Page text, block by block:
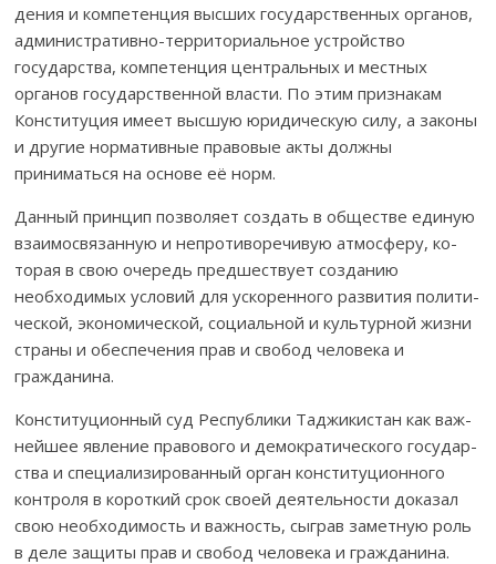
дения и ком­петенция высших государственных органов,
админис­тративно-территориальное устройство
государства, компе­тен­­ция цент­раль­ных и местных
органов государственной власти. По этим признакам
Кон­­с­­титуция имеет высшую юри­дическую силу, а законы
и другие нор­мативные правовые акты должны
приниматься на основе её норм.
Данный принцип позволяет создать в обществе еди­ную
взаи­мо­св­язанную и непротиворечивую атмосферу, ко­
торая в свою очередь пред­шествует созданию
необходи­мых ус­ловий для ускоренного развития поли­ти­
ческой, эконо­мической, социальной и культурной жизни
страны и обес­пе­чения прав и свобод человека и
гражданина.
Конституционный суд Республики Таджикистан как важ­­
нейшее яв­ле­ние правового и демократического госу­дар­
ства и специали­зи­рованный ор­ган конституционного
кон­троля в короткий срок своей дея­тельности дока­зал
свою не­об­ходимость и важность, сыграв заметную роль
в деле за­щи­ты прав и свобод человека и гражданина.